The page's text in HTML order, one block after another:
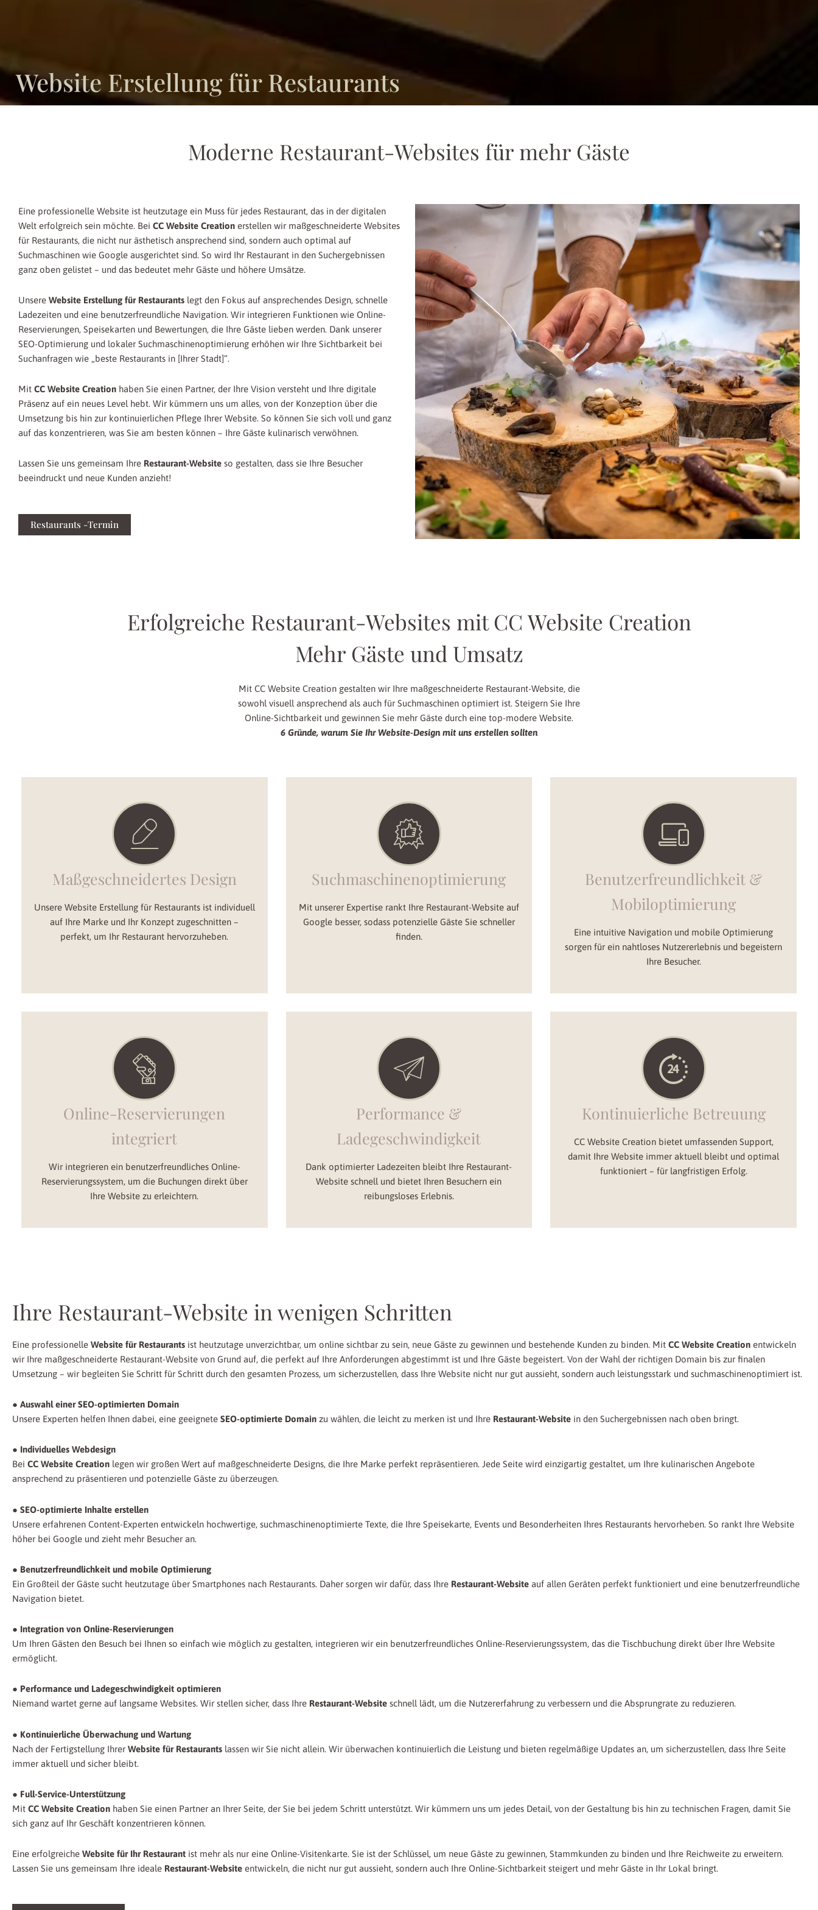
Website Erstellung für Restaurants
Moderne Restaurant-Websites für mehr Gäste
Eine professionelle Website ist heutzutage ein Muss für jedes Restaurant, das in der digitalen
Welt erfolgreich sein möchte. Bei CC Website Creation erstellen wir maßgeschneiderte Websites
für Restaurants, die nicht nur ästhetisch ansprechend sind, sondern auch optimal auf
Suchmaschinen wie Google ausgerichtet sind. So wird Ihr Restaurant in den Suchergebnissen
ganz oben gelistet – und das bedeutet mehr Gäste und höhere Umsätze.
Unsere Website Erstellung für Restaurants legt den Fokus auf ansprechendes Design, schnelle
Ladezeiten und eine benutzerfreundliche Navigation. Wir integrieren Funktionen wie Online-
Reservierungen, Speisekarten und Bewertungen, die Ihre Gäste lieben werden. Dank unserer
SEO-Optimierung und lokaler Suchmaschinenoptimierung erhöhen wir Ihre Sichtbarkeit bei
Suchanfragen wie „beste Restaurants in [Ihrer Stadt]“.
Mit CC Website Creation haben Sie einen Partner, der Ihre Vision versteht und Ihre digitale
Präsenz auf ein neues Level hebt. Wir kümmern uns um alles, von der Konzeption über die
Umsetzung bis hin zur kontinuierlichen Pflege Ihrer Website. So können Sie sich voll und ganz
auf das konzentrieren, was Sie am besten können – Ihre Gäste kulinarisch verwöhnen.
Lassen Sie uns gemeinsam Ihre Restaurant-Website so gestalten, dass sie Ihre Besucher
beeindruckt und neue Kunden anzieht!
Restaurants -Termin
Erfolgreiche Restaurant-Websites mit CC Website Creation
Mehr Gäste und Umsatz
Mit CC Website Creation gestalten wir Ihre maßgeschneiderte Restaurant-Website, die
sowohl visuell ansprechend als auch für Suchmaschinen optimiert ist. Steigern Sie Ihre
Online-Sichtbarkeit und gewinnen Sie mehr Gäste durch eine top-modere Website.
6 Gründe, warum Sie Ihr Website-Design mit uns erstellen sollten
Maßgeschneidertes Design
Unsere Website Erstellung für Restaurants ist individuell
auf Ihre Marke und Ihr Konzept zugeschnitten –
perfekt, um Ihr Restaurant hervorzuheben.
Suchmaschinenoptimierung
Mit unserer Expertise rankt Ihre Restaurant-Website auf
Google besser, sodass potenzielle Gäste Sie schneller
finden.
Benutzerfreundlichkeit &
Mobiloptimierung
Eine intuitive Navigation und mobile Optimierung
sorgen für ein nahtloses Nutzererlebnis und begeistern
Ihre Besucher.
Online-Reservierungen
integriert
Wir integrieren ein benutzerfreundliches Online-
Reservierungssystem, um die Buchungen direkt über
Ihre Website zu erleichtern.
Performance &
Ladegeschwindigkeit
Dank optimierter Ladezeiten bleibt Ihre Restaurant-
Website schnell und bietet Ihren Besuchern ein
reibungsloses Erlebnis.
Kontinuierliche Betreuung
CC Website Creation bietet umfassenden Support,
damit Ihre Website immer aktuell bleibt und optimal
funktioniert – für langfristigen Erfolg.
Ihre Restaurant-Website in wenigen Schritten
Eine professionelle Website für Restaurants ist heutzutage unverzichtbar, um online sichtbar zu sein, neue Gäste zu gewinnen und bestehende Kunden zu binden. Mit CC Website Creation entwickeln
wir Ihre maßgeschneiderte Restaurant-Website von Grund auf, die perfekt auf Ihre Anforderungen abgestimmt ist und Ihre Gäste begeistert. Von der Wahl der richtigen Domain bis zur finalen
Umsetzung – wir begleiten Sie Schritt für Schritt durch den gesamten Prozess, um sicherzustellen, dass Ihre Website nicht nur gut aussieht, sondern auch leistungsstark und suchmaschinenoptimiert ist.
● Auswahl einer SEO-optimierten Domain
Unsere Experten helfen Ihnen dabei, eine geeignete SEO-optimierte Domain zu wählen, die leicht zu merken ist und Ihre Restaurant-Website in den Suchergebnissen nach oben bringt.
● Individuelles Webdesign
Bei CC Website Creation legen wir großen Wert auf maßgeschneiderte Designs, die Ihre Marke perfekt repräsentieren. Jede Seite wird einzigartig gestaltet, um Ihre kulinarischen Angebote
ansprechend zu präsentieren und potenzielle Gäste zu überzeugen.
● SEO-optimierte Inhalte erstellen
Unsere erfahrenen Content-Experten entwickeln hochwertige, suchmaschinenoptimierte Texte, die Ihre Speisekarte, Events und Besonderheiten Ihres Restaurants hervorheben. So rankt Ihre Website
höher bei Google und zieht mehr Besucher an.
● Benutzerfreundlichkeit und mobile Optimierung
Ein Großteil der Gäste sucht heutzutage über Smartphones nach Restaurants. Daher sorgen wir dafür, dass Ihre Restaurant-Website auf allen Geräten perfekt funktioniert und eine benutzerfreundliche
Navigation bietet.
● Integration von Online-Reservierungen
Um Ihren Gästen den Besuch bei Ihnen so einfach wie möglich zu gestalten, integrieren wir ein benutzerfreundliches Online-Reservierungssystem, das die Tischbuchung direkt über Ihre Website
ermöglicht.
● Performance und Ladegeschwindigkeit optimieren
Niemand wartet gerne auf langsame Websites. Wir stellen sicher, dass Ihre Restaurant-Website schnell lädt, um die Nutzererfahrung zu verbessern und die Absprungrate zu reduzieren.
● Kontinuierliche Überwachung und Wartung
Nach der Fertigstellung Ihrer Website für Restaurants lassen wir Sie nicht allein. Wir überwachen kontinuierlich die Leistung und bieten regelmäßige Updates an, um sicherzustellen, dass Ihre Seite
immer aktuell und sicher bleibt.
● Full-Service-Unterstützung
Mit CC Website Creation haben Sie einen Partner an Ihrer Seite, der Sie bei jedem Schritt unterstützt. Wir kümmern uns um jedes Detail, von der Gestaltung bis hin zu technischen Fragen, damit Sie
sich ganz auf Ihr Geschäft konzentrieren können.
Eine erfolgreiche Website für Ihr Restaurant ist mehr als nur eine Online-Visitenkarte. Sie ist der Schlüssel, um neue Gäste zu gewinnen, Stammkunden zu binden und Ihre Reichweite zu erweitern.
Lassen Sie uns gemeinsam Ihre ideale Restaurant-Website entwickeln, die nicht nur gut aussieht, sondern auch Ihre Online-Sichtbarkeit steigert und mehr Gäste in Ihr Lokal bringt.